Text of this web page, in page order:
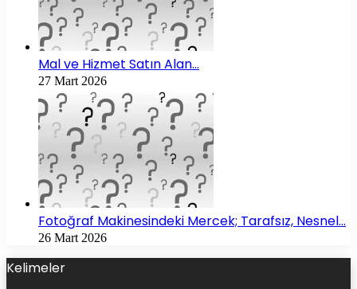
Mal ve Hizmet Satın Alan…
27 Mart 2026
Fotoğraf Makinesindeki Mercek; Tarafsız, Nesnel…
26 Mart 2026
Kelimeler